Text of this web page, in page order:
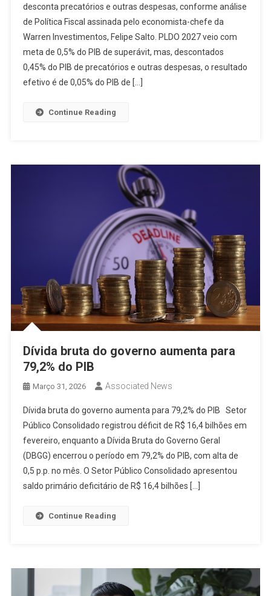
desconta precatórios e outras despesas, conforme análise
de Política Fiscal assinada pelo economista-chefe da
Warren Investimentos, Felipe Salto. PLDO 2027 veio com
meta de 0,5% do PIB de superávit, mas, descontados
0,45% do PIB de precatórios e outras despesas, o resultado
efetivo é de 0,05% do PIB de […]
Continue Reading
Dívida bruta do governo aumenta para
79,2% do PIB
Março 31, 2026 Associated News
Dívida bruta do governo aumenta para 79,2% do PIB Setor
Público Consolidado registrou déficit de R$ 16,4 bilhões em
fevereiro, enquanto a Dívida Bruta do Governo Geral
(DBGG) encerrou o período em 79,2% do PIB, com alta de
0,5 p.p. no mês. O Setor Público Consolidado apresentou
saldo primário deficitário de R$ 16,4 bilhões […]
Continue Reading